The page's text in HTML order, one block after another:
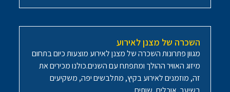
השכרה של מצנן לאירוע
מגוון פתרונות השכרה של מצנן לאירוע מוצעות כיום בתחום
מיזוג האוויר ההולך ומתפתח עם השנים.כולנו מכירים את
זה, מוזמנים לאירוע בקיץ, מתלבשים יפה, משקיעים